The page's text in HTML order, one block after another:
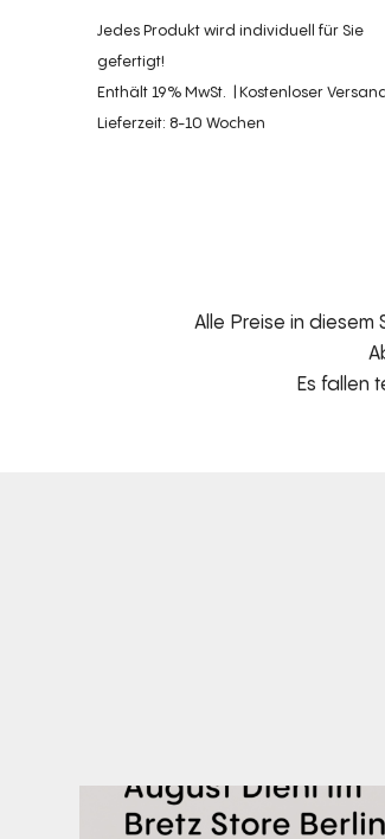
Jedes Produkt wird individuell für Sie
gefertigt!
Enthält 19% MwSt.
Kostenloser
Lieferzeit: 8-10 Wochen
Alle Preise in
Es fallen
Zwischen Charakter und Design: